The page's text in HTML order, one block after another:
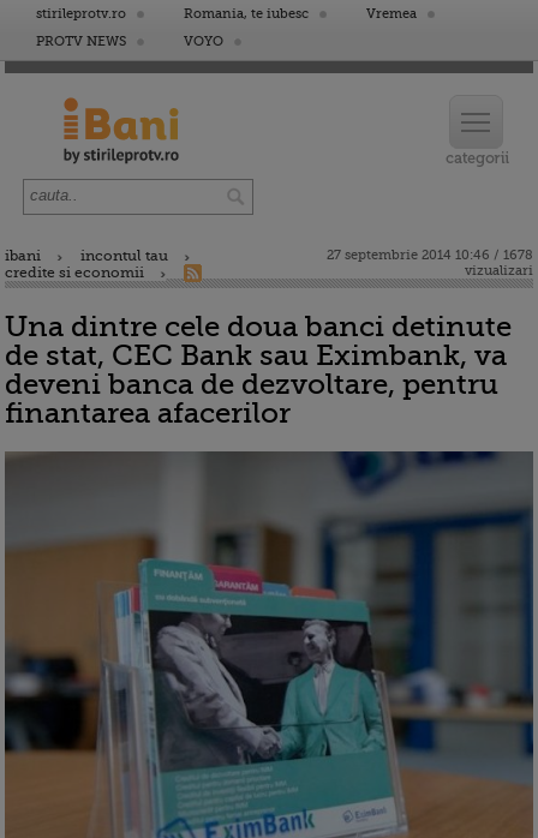
stirileprotv.ro Romania, te iubesc
Vremea
PROTV NEWS
VOYO
ibani
incontul tau
credite si economii
27 septembrie 2014 10:46 / 1678
vizualizari
Una dintre cele doua banci detinute
de stat, CEC Bank sau Eximbank, va
deveni banca de dezvoltare, pentru
finantarea afacerilor